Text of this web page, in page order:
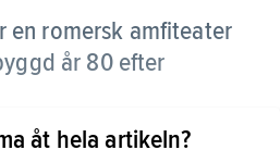
en romersk amfiteater
år 80 efter
största amfiteatern i Rom.
åt hela artikeln?